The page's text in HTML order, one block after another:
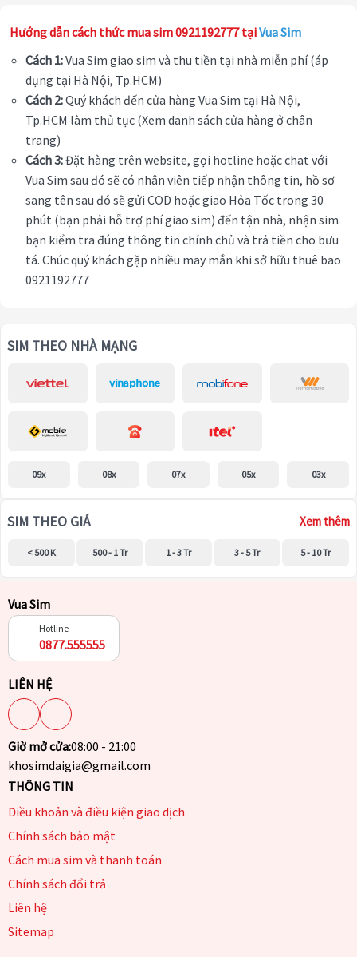
Hướng dẫn cách thức mua sim 0921192777 tạiVua Sim
Cách 1:Vua Sim giao sim và thu tiền tại nhà miễn phí (áp
dụng tại Hà Nội, Tp.HCM)
Cách 2:Quý khách đến cửa hàng Vua Sim tại Hà Nội,
Tp.HCM làm thủ tục (Xem danh sách cửa hàng ở chân
trang)
Cách 3:Đặt hàng trên website, gọi hotline hoặc chat với
Vua Sim sau đó sẽ có nhân viên tiếp nhận thông tin, hồ sơ
sang tên sau đó sẽ gửi COD hoặc giao Hỏa Tốc trong 30
phút (bạn phải hỗ trợ phí giao sim) đến tận nhà, nhận sim
bạn kiểm tra đúng thông tin chính chủ và trả tiền cho bưu
tá. Chúc quý khách gặp nhiều may mắn khi sở hữu thuê bao
0921192777
SIM THEO NHÀ MẠNG
09x 08x 07x 05x 03x
SIM THEO GIÁ Xem thêm
< 500 K 500 - 1 Tr 1 - 3 Tr 3 - 5 Tr 5 - 10 Tr
Vua Sim
Hotline
0877.555555
LIÊN HỆ
Giờ mở cửa:08:00 - 21:00
khosimdaigia@gmail.com
THÔNG TIN
Điều khoản và điều kiện giao dịch
Chính sách bảo mật
Cách mua sim và thanh toán
Chính sách đổi trả
Liên hệ
Sitemap